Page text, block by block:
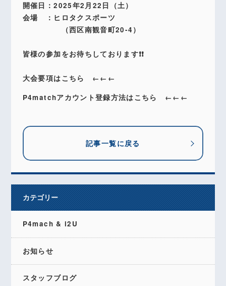
開催日：2025年2月22日（土）
会場 ：ヒロタクスポーツ
（西区南観音町20-4）
皆様の参加をお待ちしております❗️❗️
大会要項はこちら ←←←
P4matchアカウント登録方法はこちら ←←←
記事一覧に戻る
カテゴリー
P4mach & i2U
お知らせ
スタッフブログ